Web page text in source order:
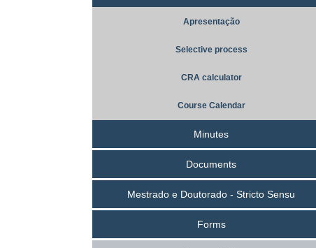
Apresentação
Selective process
CRA calculator
Course Calendar
Minutes
Documents
Mestrado e Doutorado - Stricto Sensu
Forms